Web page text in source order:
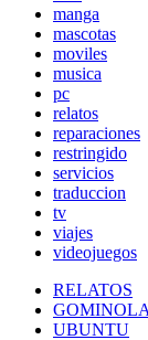
manga
mascotas
moviles
musica
pc
relatos
reparaciones
restringido
servicios
traduccion
tv
viajes
videojuegos
RELATOS
GOMINOLA
UBUNTU